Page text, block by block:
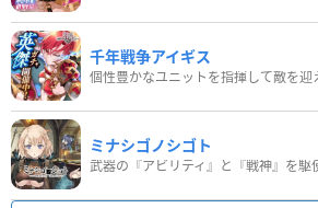
千年戦争アイギス
個性豊かなユニットを指揮して敵を迎
ミナシゴノシゴト